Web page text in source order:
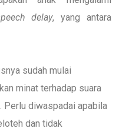
delay, yang antara
sudah mulai
minat terhadap suara
diwaspadai apabila
dan tidak